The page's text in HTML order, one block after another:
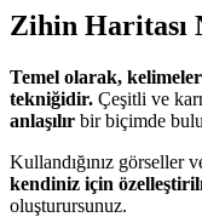
Zihin Haritası
Temel olarak,
tekniğidir. Çeşitli ve
anlaşılır bir biçimde
Kullandığınız görseller
kendiniz için
oluşturursunuz.